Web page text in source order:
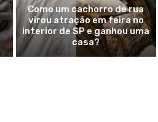
Como um cachorro de rua
virou atração em feira no
interior de SP e ganhou uma
casa?